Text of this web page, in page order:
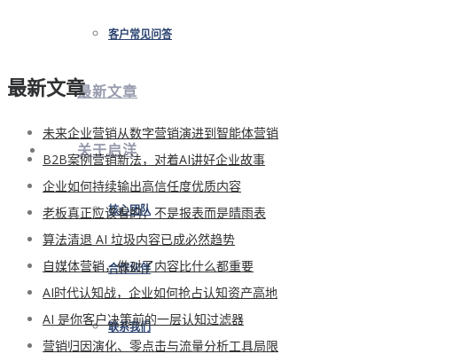
客户常见问答
最新文章
关于启洋
核心团队
合作伙伴
联系我们
最新文章
未来企业营销从数字营销演进到智能体营销
B2B案例营销新法，对着AI讲好企业故事
企业如何持续输出高信任度优质内容
老板真正应该看的，不是报表而是晴雨表
算法清退 AI 垃圾内容已成必然趋势
自媒体营销，做对了内容比什么都重要
AI时代认知战，企业如何抢占认知资产高地
AI 是你客户决策前的一层认知过滤器
营销归因演化、零点击与流量分析工具局限